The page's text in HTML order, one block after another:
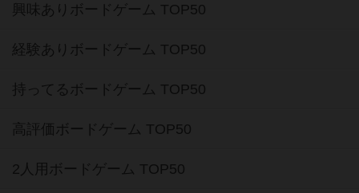
興味ありボードゲーム TOP50
経験ありボードゲーム TOP50
持ってるボードゲーム TOP50
高評価ボードゲーム TOP50
2人用ボードゲーム TOP50